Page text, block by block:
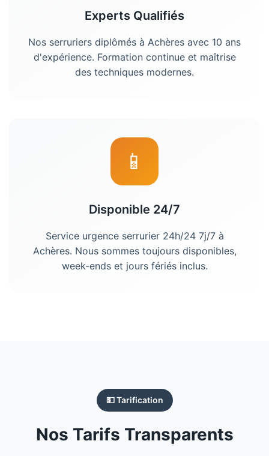
Experts Qualifiés
Nos serruriers diplômés à Achères avec 10 ans
d'expérience. Formation continue et maîtrise
des techniques modernes.
📱
Disponible 24/7
Service urgence serrurier24h/24 7j/7 à
Achères. Nous sommes toujours disponibles,
week-ends et jours fériés inclus.
💵 Tarification
Nos Tarifs Transparents